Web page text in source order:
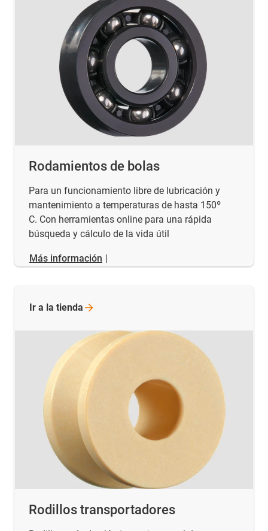
Rodamientos de bolas
Para un funcionamiento libre de lubricación y
mantenimiento a temperaturas de hasta 150º
C. Con herramientas online para una rápida
búsqueda y cálculo de la vida útil
Más información |
Rodillos transportadores
Ir a la tienda